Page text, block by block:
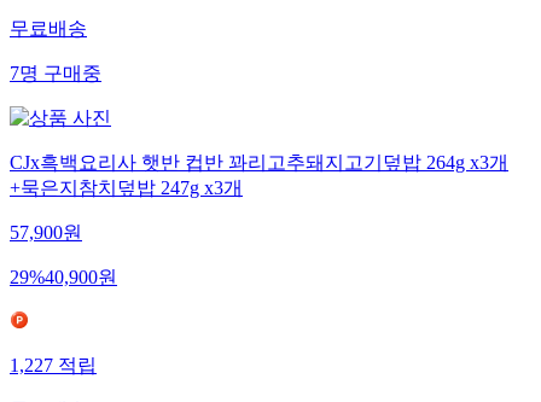
무료배송
7명구매중
CJx흑백요리사 햇반 컵반 꽈리고추돼지고기덮밥 264g x3개
+묵은지참치덮밥 247g x3개
57,900원
29%40,900원
1,227적립